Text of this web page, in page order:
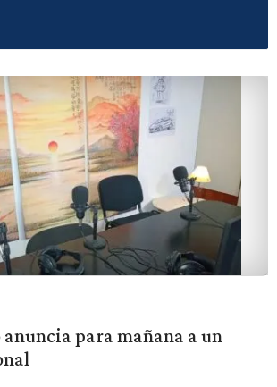
anuncia para mañana a un